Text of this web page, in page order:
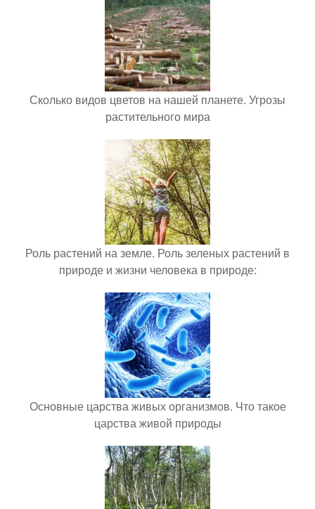
Сколько видов цветов на нашей планете. Угрозы
растительного мира
Роль растений на земле. Роль зеленых растений в
природе и жизни человека в природе:
Основные царства живых организмов. Что такое
царства живой природы